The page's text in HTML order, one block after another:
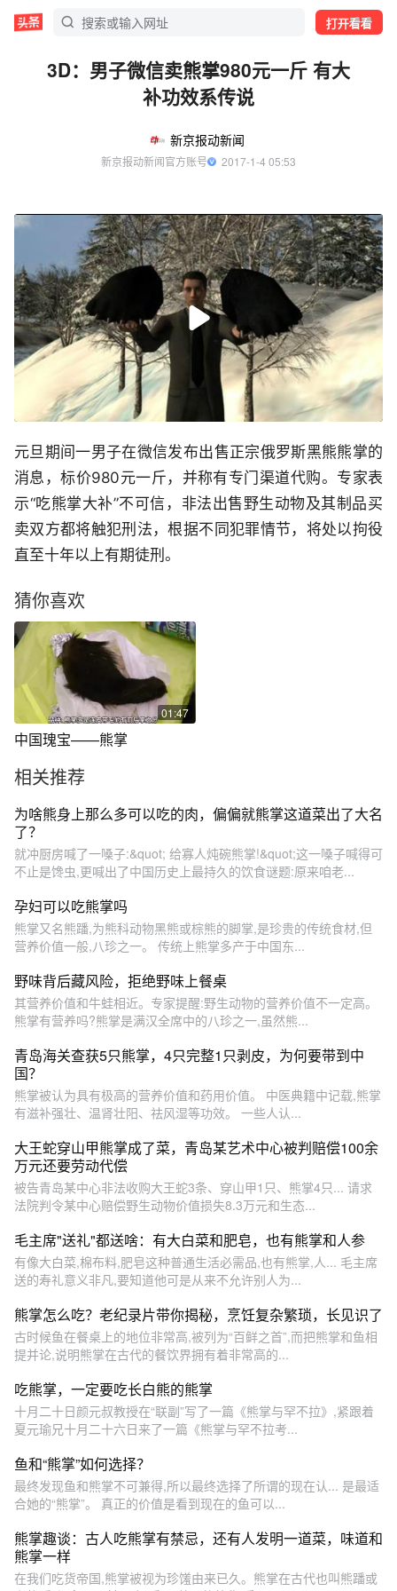
打开看看
3D：男子微信卖熊掌980元一斤 有大
补功效系传说
新京报动新闻
新京报动新闻官方账号
  2017-1-4 05:53
元旦期间一男子在微信发布出售正宗俄罗斯黑熊熊掌的
消息，标价980元一斤，并称有专门渠道代购。专家表
示“吃熊掌大补”不可信，非法出售野生动物及其制品买
卖双方都将触犯刑法，根据不同犯罪情节，将处以拘役
直至十年以上有期徒刑。
猜你喜欢
01:47
中国瑰宝——熊掌
相关推荐
为啥熊身上那么多可以吃的肉，偏偏就熊掌这道菜出了大名
了？
就冲厨房喊了一嗓子:&quot; 给寡人炖碗熊掌!&quot;这一嗓子喊得可
不止是馋虫,更喊出了中国历史上最持久的饮食谜题:原来咱老...
孕妇可以吃熊掌吗
熊掌又名熊蹯,为熊科动物黑熊或棕熊的脚掌,是珍贵的传统食材,但
营养价值一般,八珍之一。 传统上熊掌多产于中国东...
野味背后藏风险，拒绝野味上餐桌
其营养价值和牛蛙相近。专家提醒:野生动物的营养价值不一定高。
熊掌有营养吗?熊掌是满汉全席中的八珍之一,虽然熊...
青岛海关查获5只熊掌，4只完整1只剥皮，为何要带到中
国？
熊掌被认为具有极高的营养价值和药用价值。 中医典籍中记载,熊掌
有滋补强壮、温肾壮阳、祛风湿等功效。 一些人认...
大王蛇穿山甲熊掌成了菜，青岛某艺术中心被判赔偿100余
万元还要劳动代偿
被告青岛某中心非法收购大王蛇3条、穿山甲1只、熊掌4只... 请求
法院判令某中心赔偿野生动物价值损失8.3万元和生态...
毛主席"送礼"都送啥：有大白菜和肥皂，也有熊掌和人参
有像大白菜,棉布料,肥皂这种普通生活必需品,也有熊掌,人... 毛主席
送的寿礼意义非凡,要知道他可是从来不允许别人为...
熊掌怎么吃？老纪录片带你揭秘，烹饪复杂繁琐，长见识了
古时候鱼在餐桌上的地位非常高,被列为“百鲜之首”,而把熊掌和鱼相
提并论,说明熊掌在古代的餐饮界拥有着非常高的...
吃熊掌，一定要吃长白熊的熊掌
十月二十日颜元叔教授在“联副”写了一篇《熊掌与罕不拉》,紧跟着
夏元瑜兄十月二十六日来了一篇《熊掌与罕不拉考...
鱼和“熊掌”如何选择？
最终发现鱼和熊掌不可兼得,所以最终选择了所谓的现在认... 是最适
合她的“熊掌”。 真正的价值是看到现在的鱼可以...
熊掌趣谈：古人吃熊掌有禁忌，还有人发明一道菜，味道和
熊掌一样
在我们吃货帝国,熊掌被视为珍馐由来已久。熊掌在古代也叫熊蹯或